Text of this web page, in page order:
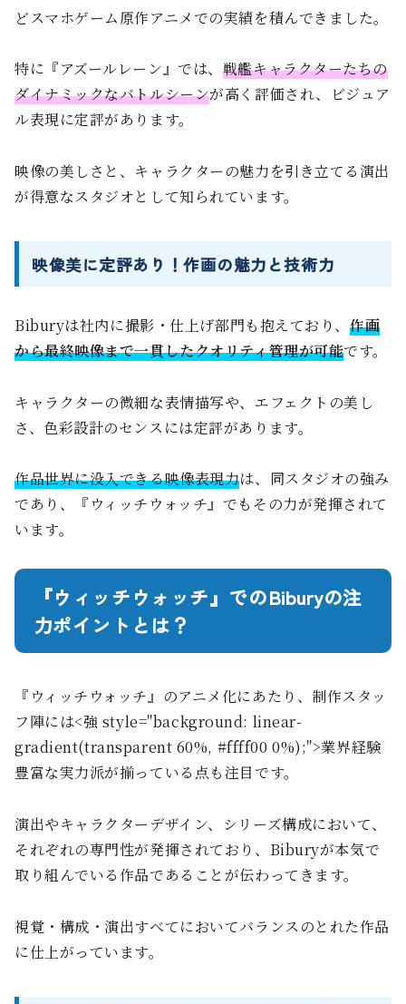
どスマホゲーム原作アニメでの実績を積んできました。
特に『アズールレーン』では、 戦艦キャラクターたちの
ダイナミックなバトルシーンが高く評価され、ビジュア
ル表現に定評があります。
映像の美しさと、キャラクターの魅力を引き立てる演出
が得意なスタジオとして知られています。
映像美に定評あり！作画の魅力と技術力
Biburyは社内に撮影・仕上げ部門も抱えており、 作画
から最終映像まで一貫したクオリティ管理が可能です。
キャラクターの微細な表情描写や、エフェクトの美し
さ、色彩設計のセンスには定評があります。
作品世界に没入できる映像表現力は、同スタジオの強み
であり、『ウィッチウォッチ』でもその力が発揮されて
います。
『ウィッチウォッチ』でのBiburyの注
力ポイントとは？
『ウィッチウォッチ』のアニメ化にあたり、制作スタッ
フ陣には<強 style="background: linear-
gradient(transparent 60%, #ffff00 0%);">業界経験
豊富な実力派が揃っている点も注目です。
演出やキャラクターデザイン、シリーズ構成において、
それぞれの専門性が発揮されており、Biburyが本気で
取り組んでいる作品であることが伝わってきます。
視覚・構成・演出すべてにおいてバランスのとれた作品
に仕上がっています。